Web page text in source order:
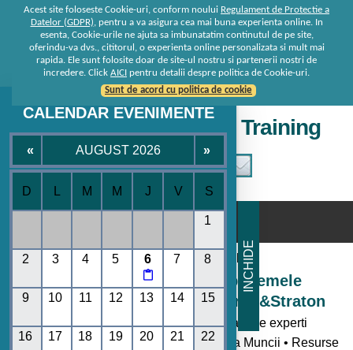
Acest site foloseste Cookie-uri, conform noului Regulament de Protectie a
Datelor (GDPR), pentru a va asigura cea mai buna experienta online. In
esenta, Cookie-urile ne ajuta sa imbunatatim continutul de pe site,
oferindu-va dvs., cititorul, o experienta online personalizata si mult mai
rapida. Ele sunt folosite doar de site-ul nostru si partenerii nostri de
incredere. Click AICI pentru detalii despre politica de Cookie-uri.
Sunt de acord cu politica de cookie
Seminare • Conferinte • Training
Consultanta de la specialisti
Seminare si Conferinte pe temele
momentului oferite de Rentrop&Straton
- Toate noutatile legislative explicate de experti
• Codul Fiscal • Contabilitate • Legislatia Muncii • Resurse
CALENDAR EVENIMENTE
« AUGUST 2026 »
D M M J V S
1
2 3 4 5 6

7 8
9 10 11 12 13 14 15
16 17 18 19 20 21 22
INCHIDE